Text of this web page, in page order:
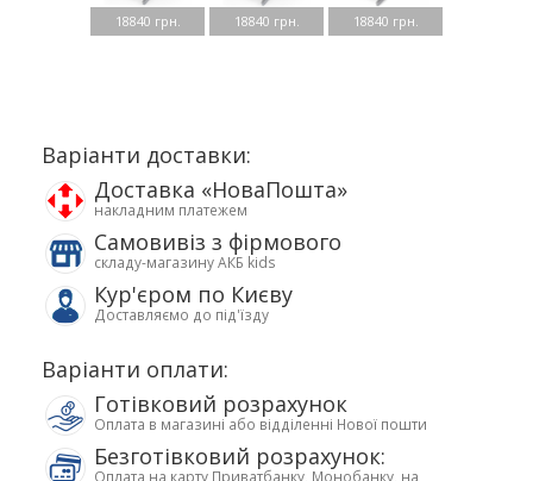
18840 грн. 18840 грн. 18840 грн.
Варіанти доставки:
Доставка «НоваПошта»
накладним платежем
Самовивіз з фірмового
складу-магазину АКБ kids
Кур'єром по Києву
Доставляємо до під'їзду
Варіанти оплати:
Готівковий розрахунок
Оплата в магазині або відділенні Нової пошти
Безготівковий розрахунок:
Оплата на карту Приватбанку, Монобанку, на